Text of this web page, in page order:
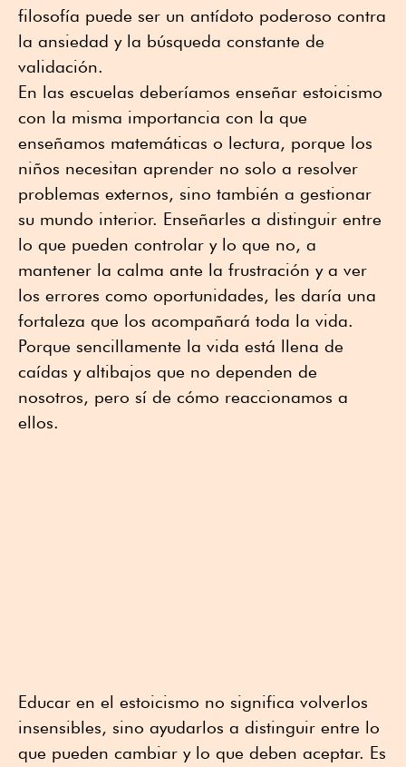
filosofía puede ser un antídoto poderoso contra
la ansiedad y la búsqueda constante de
validación.
En las escuelas deberíamos enseñar estoicismo
con la misma importancia con la que
enseñamos matemáticas o lectura, porque los
niños necesitan aprender no solo a resolver
problemas externos, sino también a gestionar
su mundo interior. Enseñarles a distinguir entre
lo que pueden controlar y lo que no, a
mantener la calma ante la frustración y a ver
los errores como oportunidades, les daría una
fortaleza que los acompañará toda la vida.
Porque sencillamente la vida está llena de
caídas y altibajos que no dependen de
nosotros, pero sí de cómo reaccionamos a
ellos.
Educar en el estoicismo no significa volverlos
insensibles, sino ayudarlos a distinguir entre lo
que pueden cambiar y lo que deben aceptar. Es